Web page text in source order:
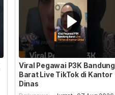
Viral Pegawai P3K Bandung
Barat Live TikTok di Kantor
Dinas